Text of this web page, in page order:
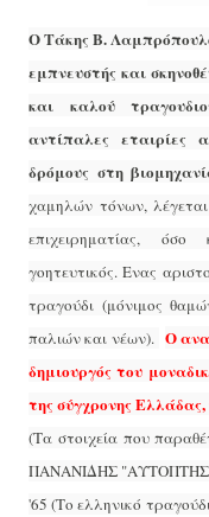
Ο Τάκης Β.
εμπνευστής και
και καλού
αντίπαλες εταιρίες
δρόμους στη
χαμηλών τόνων,
επιχειρηματίας, όσο
γοητευτικός. Ενας
τραγούδι (μόνιμος
παλιών και νέων). Ο
δημιουργός του
της σύγχρονης
(Τα στοιχεία που
ΠΑΝΑΝΙΔΗΣ
'65 (Το ελληνικό